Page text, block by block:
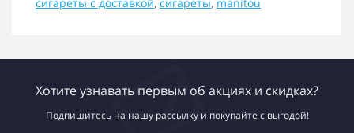
Хотите узнавать первым об акциях и скидках?
Подпишитесь на нашу рассылку и покупайте с выгодой!